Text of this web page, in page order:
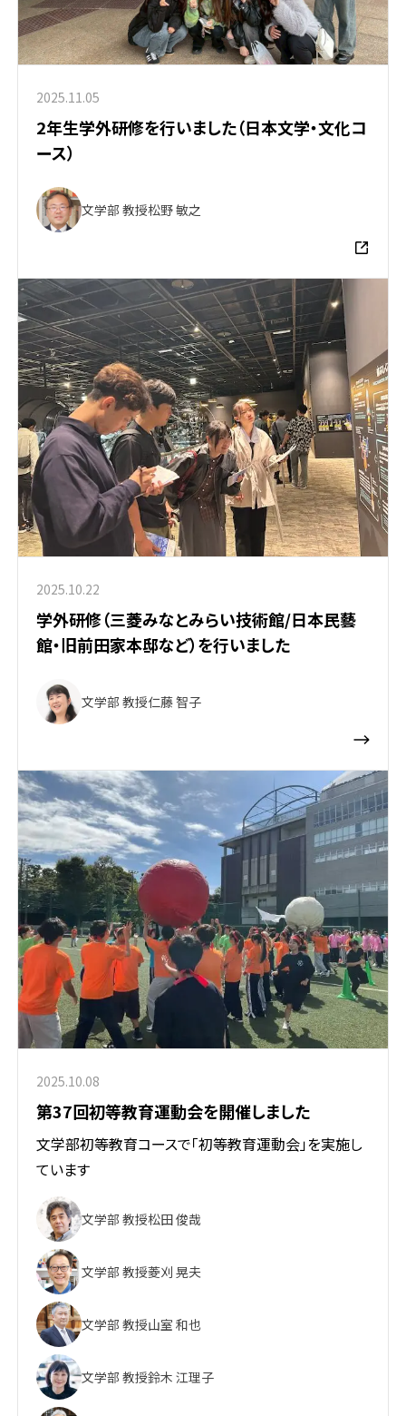
2025.11.05
2年生学外研修を行いました（日本文学・文化コ
ース）
文学部 教授松野 敏之
2025.10.22
学外研修（三菱みなとみらい技術館/日本民藝
館・旧前田家本邸など）を行いました
文学部 教授仁藤 智子
2025.10.08
第37回初等教育運動会を開催しました
文学部初等教育コースで「初等教育運動会」を実施し
ています
文学部 教授松田 俊哉
文学部 教授菱刈 晃夫
文学部 教授山室 和也
文学部 教授鈴木 江理子